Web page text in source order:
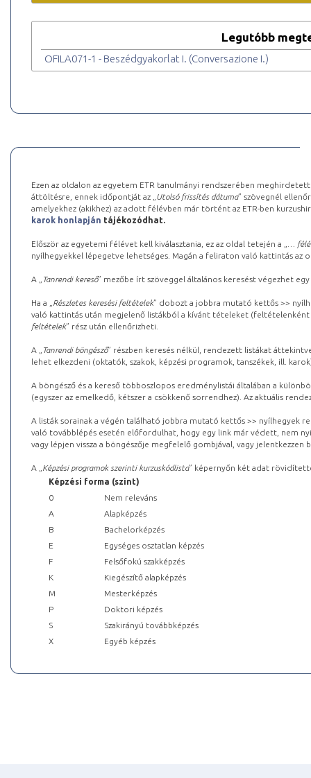
Legutóbb
OFILA071-1 - Beszédgyakorlat I. (Conversazione I.)
Ezen az oldalon az egyetem ETR tanulmányi rendszerében
áttöltésre, ennek időpontját az „ Utolsó frissítés dátuma” szövegnél
amelyekhez (akikhez) az adott félévben már történt az ETR-ben
karok honlapján tájékozódhat.
Először az egyetemi félévet kell kiválasztania, ez az oldal tetején a „
…
nyílhegyekkel lépegetve lehetséges. Magán a feliraton való kattintás az
A „ Tanrendi kereső” mezőbe írt szöveggel általános keresést végezhet
Ha a „ Részletes keresési feltételek” dobozt a jobbra mutató kettős >>
való kattintás után megjelenő listákból a kívánt tételeket (feltételenként
feltételek” rész után ellenőrizheti.
A „ Tanrendi böngésző” részben keresés nélkül, rendezett listákat
lehet elkezdeni (oktatók, szakok, képzési programok, tanszékek, ill.
A böngésző és a kereső többoszlopos eredménylistái általában a
(egyszer az emelkedő, kétszer a csökkenő sorrendhez). Az aktuális
A listák sorainak a végén található jobbra mutató kettős >> nyílhegyek
való továbblépés esetén előfordulhat, hogy egy link már védett, nem
vagy lépjen vissza a böngészője megfelelő gombjával, vagy
A „ Képzési programok szerinti kurzuskódlista” képernyőn két adat
Képzési forma (szint)
0
Nem releváns
A
Alapképzés
B
Bachelorképzés
E
Egységes osztatlan képzés
F
Felsőfokú szakképzés
K
Kiegészítő alapképzés
M
Mesterképzés
P
Doktori képzés
S
Szakirányú továbbképzés
X
Egyéb képzés